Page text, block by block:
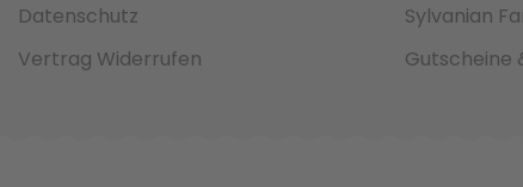
Datenschutz
Vertrag Widerrufen
Sylvanian
Gutscheine